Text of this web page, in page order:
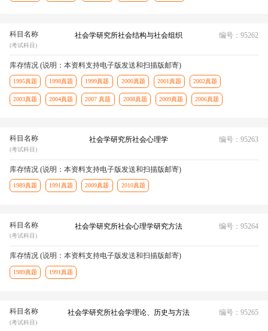
科目名称
(考试科目)
社会学研究所社会结构与社会组织 编号：95262
库存情况 (说明：本资料支持电子版发送和扫描版邮寄)
1995真题 1998真题 1999真题 2000真题 2001真题 2002真题
2003真题 2004真题 2007 真题 2008真题 2009真题 2006真题
科目名称
(考试科目)
社会学研究所社会心理学 编号：95263
库存情况 (说明：本资料支持电子版发送和扫描版邮寄)
1989真题 1991真题 2009真题 2010真题
科目名称
(考试科目)
社会学研究所社会心理学研究方法 编号：95264
库存情况 (说明：本资料支持电子版发送和扫描版邮寄)
1989真题 1991真题
科目名称
(考试科目)
社会学研究所社会学理论、历史与方法 编号：95265